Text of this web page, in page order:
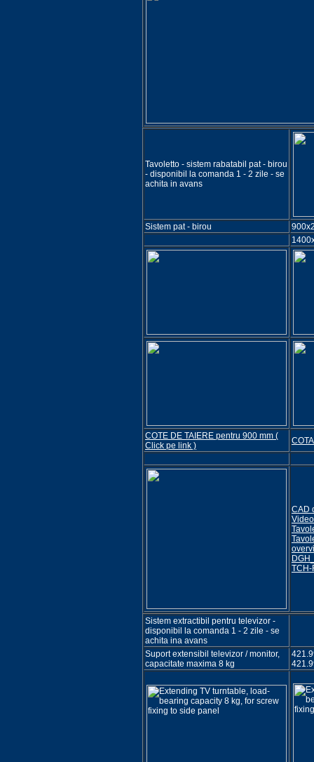
Tavoletto - sistem rabatabil pat - birou
- disponibil la comanda 1 - 2 zile - se
achita in avans
Sistem pat - birou
COTE DE TAIERE pentru 900 mm (
Click pe link )
CAD
Sistem extractibil pentru televizor -
disponibil la comanda 1 - 2 zile - se
achita ina avans
Suport extensibil televizor / monitor,
capacitate maxima 8 kg